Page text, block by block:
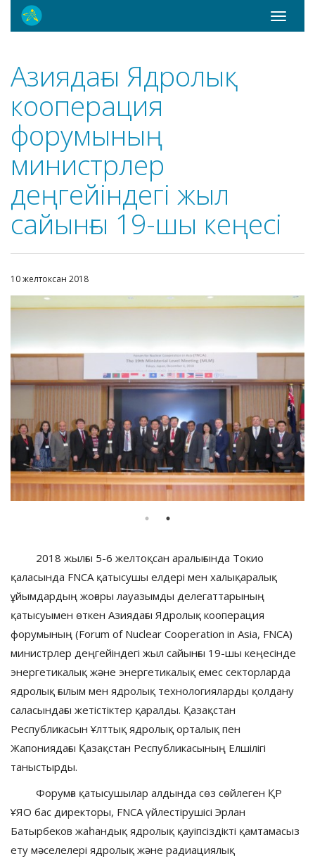
Toggle
Азиядағы Ядролық
кооперация
форумының
министрлер
деңгейіндегі жыл
сайынғы 19-шы кеңесі
10 желтоксан 2018
2018 жылғы 5-6 желтоқсан аралығында Токио
қаласында FNCA қатысушы елдері мен халықаралық
ұйымдардың жоғары лауазымды делегаттарының
қатысуымен өткен Азиядағы Ядролық кооперация
форумының (Forum of Nuclear Cooperation in Asia, FNCA)
министрлер деңгейіндегі жыл сайынғы 19-шы кеңесінде
энергетикалық және энергетикалық емес секторларда
ядролық ғылым мен ядролық технологияларды қолдану
саласындағы жетістіктер қаралды. Қазақстан
Республикасын Ұлттық ядролық орталық пен
Жапониядағы Қазақстан Республикасының Елшілігі
таныстырды.
Форумға қатысушылар алдында сөз сөйлеген ҚР
ҰЯО бас директоры, FNCA үйлестірушісі Эрлан
Батырбеков жаһандық ядролық қауіпсіздікті қамтамасыз
ету мәселелері ядролық және радиациялық